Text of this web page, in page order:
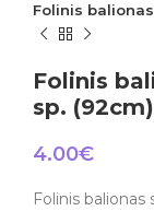
Folinis
Folinis
sp. (92cm)
4.00€
Folinis balionas